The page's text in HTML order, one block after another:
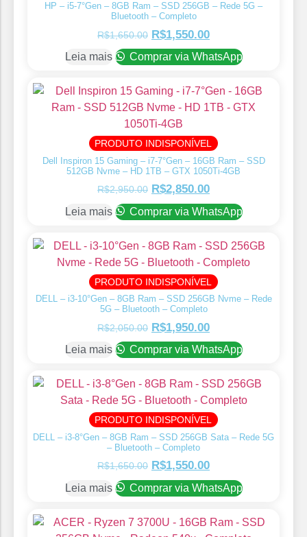
HP – i5-7°Gen – 8GB Ram – SSD 256GB – Rede 5G –
Bluetooth – Completo
R$1,650.00 R$1,550.00
Leia mais Comprar via WhatsApp
PRODUTO INDISPONÍVEL
Dell Inspiron 15 Gaming – i7-7°Gen – 16GB Ram – SSD
512GB Nvme – HD 1TB – GTX 1050Ti-4GB
R$2,950.00 R$2,850.00
Leia mais Comprar via WhatsApp
PRODUTO INDISPONÍVEL
DELL – i3-10°Gen – 8GB Ram – SSD 256GB Nvme – Rede
5G – Bluetooth – Completo
R$2,050.00 R$1,950.00
Leia mais Comprar via WhatsApp
PRODUTO INDISPONÍVEL
DELL – i3-8°Gen – 8GB Ram – SSD 256GB Sata – Rede 5G
– Bluetooth – Completo
R$1,650.00 R$1,550.00
Leia mais Comprar via WhatsApp